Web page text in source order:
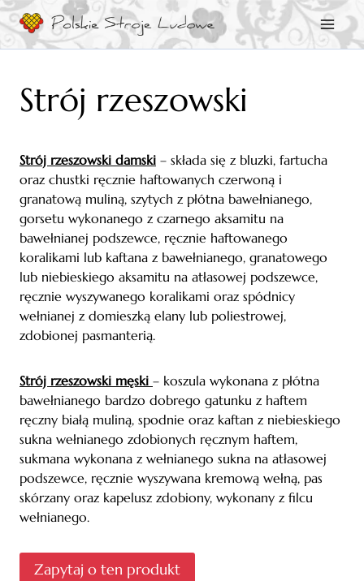
Przejdź
do
treści
Strój rzeszowski
Strój rzeszowski damski – składa się z bluzki, fartucha
oraz chustki ręcznie haftowanych czerwoną i
granatową muliną, szytych z płótna bawełnianego,
gorsetu wykonanego z czarnego aksamitu na
bawełnianej podszewce, ręcznie haftowanego
koralikami lub kaftana z bawełnianego, granatowego
lub niebieskiego aksamitu na atłasowej podszewce,
ręcznie wyszywanego koralikami oraz spódnicy
wełnianej z domieszką elany lub poliestrowej,
zdobionej pasmanterią.
Strój rzeszowski męski – koszula wykonana z płótna
bawełnianego bardzo dobrego gatunku z haftem
ręczny białą muliną, spodnie oraz kaftan z niebieskiego
sukna wełnianego zdobionych ręcznym haftem,
sukmana wykonana z wełnianego sukna na atłasowej
podszewce, ręcznie wyszywana kremową wełną, pas
skórzany oraz kapelusz zdobiony, wykonany z filcu
wełnianego.
Zapytaj o ten produkt